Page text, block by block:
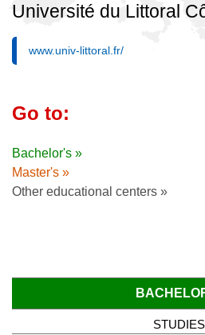
Université du Littoral
www.univ-littoral.fr/
Go to:
Bachelor's »
Master's »
Other educational centers »
STUDIES